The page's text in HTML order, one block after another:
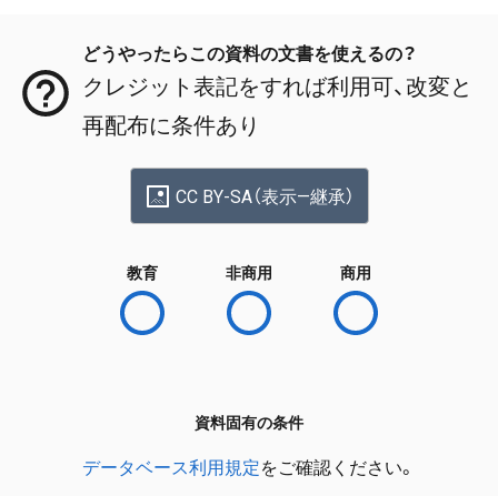
どうやったらこの資料の文書を使えるの？
クレジット表記をすれば利用可、改変と
再配布に条件あり
CC BY-SA（表示—継承）
教育 非商用 商用
資料固有の条件
データベース利用規定をご確認ください。